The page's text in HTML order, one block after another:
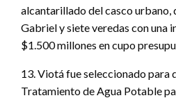
alcantarillado del casco urbano,
Gabriel y siete veredas con una
$1.500 millones en cupo
13. Viotá fue seleccionado para
Tratamiento de Agua Potable